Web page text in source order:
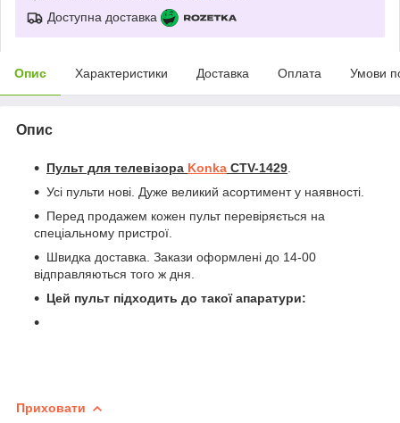
Доступна доставка
Опис Характеристики Доставка Оплата Умови
Опис
Пульт для телевізора Konka CTV-1429
Усі пульти нові. Дуже великий асортимент у наявності.
Перед продажем кожен пульт перевіряється на
спеціальному пристрої.
Швидка доставка. Закази оформлені до 14-00
відправляються того ж дня.
Цей пульт підходить до такої апаратури:
Приховати